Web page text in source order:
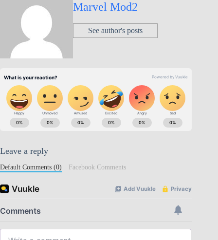
Marvel Mod2
See author's posts
Leave a reply
Default Comments (0) Facebook Comments